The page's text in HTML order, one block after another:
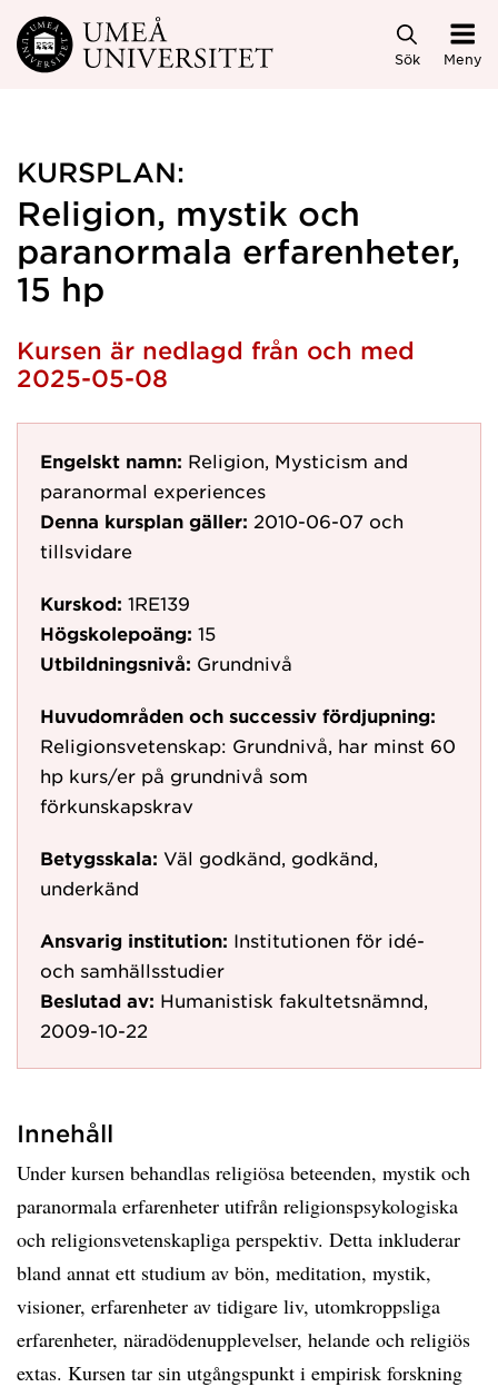
Hoppa direkt till innehållet
Sök Meny
KURSPLAN:
Religion, mystik och
paranormala erfarenheter,
15 hp
Kursen är nedlagd från och med
2025-05-08
Engelskt namn: Religion, Mysticism and
paranormal experiences
Denna kursplan gäller: 2010-06-07 och
tillsvidare
Kurskod: 1RE139
Högskolepoäng: 15
Utbildningsnivå: Grundnivå
Huvudområden och successiv fördjupning:
Religionsvetenskap: Grundnivå, har minst 60
hp kurs/er på grundnivå som
förkunskapskrav
Betygsskala: Väl godkänd, godkänd,
underkänd
Ansvarig institution: Institutionen för idé-
och samhällsstudier
Beslutad av: Humanistisk fakultetsnämnd,
2009-10-22
Innehåll
Under kursen behandlas religiösa beteenden, mystik och
paranormala erfarenheter utifrån religionspsykologiska
och religionsvetenskapliga perspektiv. Detta inkluderar
bland annat ett studium av bön, meditation, mystik,
visioner, erfarenheter av tidigare liv, utomkroppsliga
erfarenheter, näradödenupplevelser, helande och religiös
extas. Kursen tar sin utgångspunkt i empirisk forskning